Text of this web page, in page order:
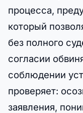
процесса,
который
без полного
согласии
соблюдении
проверяет:
заявления,